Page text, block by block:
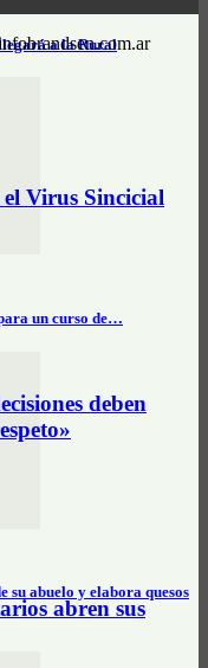
a la Rural
un curso de…
su abuelo y elabora quesos
Virus Sincicial
deben
abren sus